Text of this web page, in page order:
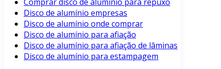
Disco de alumínio empresas
Disco de alumínio onde comprar
Disco de alumínio para afiação
Disco de alumínio para afiação de lâminas
Disco de alumínio para estampagem